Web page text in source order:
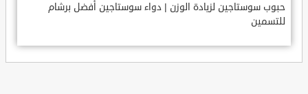
حبوب سوستاجين لزيادة الوزن | دواء سوستاجين أفضل برشام
للتسمين